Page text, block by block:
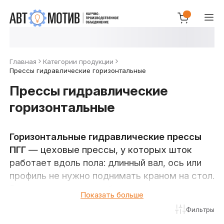
Главная
Категории продукции
Прессы гидравлические горизонтальные
Прессы гидравлические
горизонтальные
Горизонтальные гидравлические прессы
ПГГ— цеховые прессы, у которых шток
работает вдоль пола: длинный вал, ось или
профиль не нужно поднимать краном на стол.
распрессовку длинномерных заготовок —
карданных валов, осей, рельсов, швеллеров,
Показать больше
Фильтры